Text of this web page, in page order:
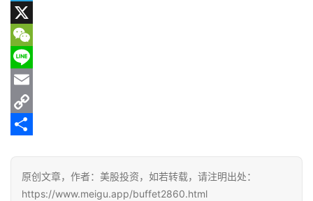
资
讯
c
e
b
o
o
k
e
d
d
t
T
e
e
g
X
W
e
C
h
L
n
E
m
C
原创文章，作者：美股投资，如若转载，请注明出处：
https://www.meigu.app/buffet2860.html